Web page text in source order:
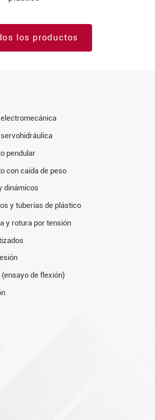
los productos
pendular
con caída de peso
dinámicos
y tuberías de plástico
y rotura por tensión
de flexión)